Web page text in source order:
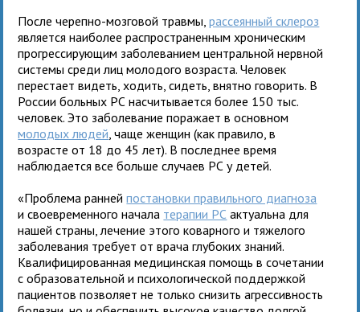
После черепно-мозговой травмы,рассеянный склероз
является наиболее распространенным хроническим
прогрессирующим заболеванием центральной нервной
системы среди лиц молодого возраста. Человек
перестает видеть, ходить, сидеть, внятно говорить. В
России больных РС насчитывается более 150 тыс.
человек. Это заболевание поражает в основном
молодых людей , чаще женщин (как правило, в
возрасте от 18 до 45 лет). В последнее время
наблюдается все больше случаев РС у детей.
«Проблема раннейпостановки правильного диагноза
и своевременного начала терапии РС актуальна для
нашей страны, лечение этого коварного и тяжелого
заболевания требует от врача глубоких знаний.
Квалифицированная медицинская помощь в сочетании
с образовательной и психологической поддержкой
пациентов позволяет не только снизить агрессивность